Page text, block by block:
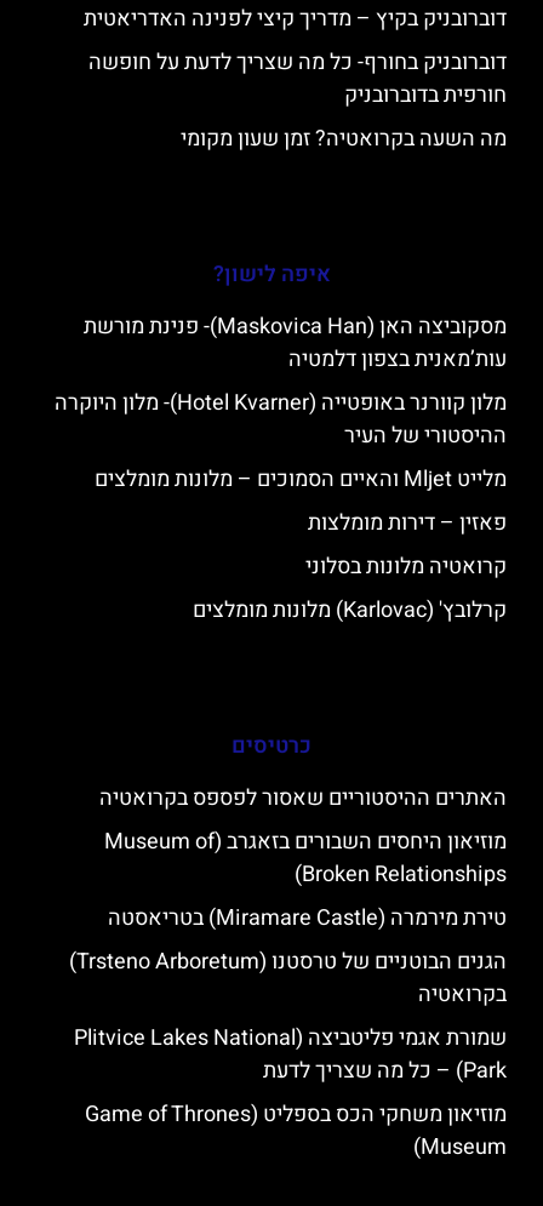
דוברובניק בקיץ – מדריך קיצי לפנינה האדריאטית
דוברובניק בחורף- כל מה שצריך לדעת על חופשה
חורפית בדוברובניק
מה השעה בקרואטיה? זמן שעון מקומי
איפה לישון?
מסקוביצה האן (Maskovica Han)- פנינת מורשת
עות’מאנית בצפון דלמטיה
מלון קוורנר באופטייה (Hotel Kvarner)- מלון היוקרה
ההיסטורי של העיר
מלייט Mljet והאיים הסמוכים – מלונות מומלצים
פאזין – דירות מומלצות
קרואטיה מלונות בסלוני
קרלובץ' (Karlovac) מלונות מומלצים
כרטיסים
האתרים ההיסטוריים שאסור לפספס בקרואטיה
מוזיאון היחסים השבורים בזאגרב (Museum of
Broken Relationships)
טירת מירמרה (Miramare Castle) בטריאסטה
הגנים הבוטניים של טרסטנו (Trsteno Arboretum)
בקרואטיה
שמורת אגמי פליטביצה (Plitvice Lakes National
Park) – כל מה שצריך לדעת
מוזיאון משחקי הכס בספליט (Game of Thrones
Museum)